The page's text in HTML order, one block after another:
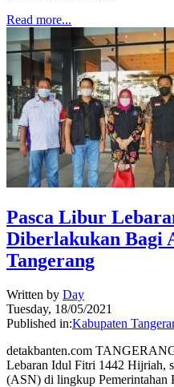
Read more...
Pasca Libur
Diberlakukan Bagi
Tangerang
Written by Day
Tuesday, 18/05/2021
Published in:Kabupaten
detakbanten.com
Lebaran Idul Fitri 1442 Hijriah,
(ASN) di lingkup Pemerintahan